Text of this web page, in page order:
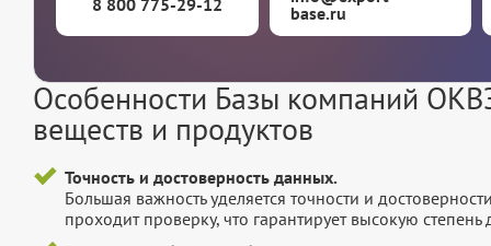
8 800 775-29-12
base.ru
Особенности Базы компаний
веществ и продуктов
Точность и достоверность данных.
Большая важность уделяется точности и
проходит проверку, что гарантирует высокую